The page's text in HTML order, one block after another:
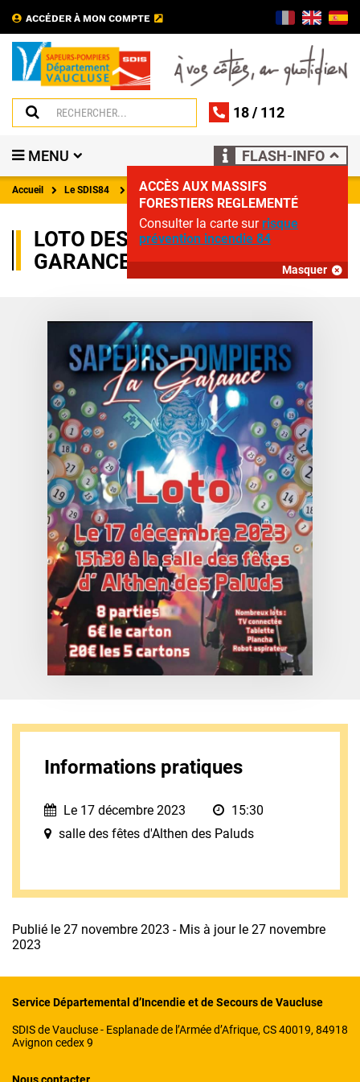
ACCÉDER À MON COMPTE
18/ 112
MENU FLASH-INFO
ACCÈS AUX MASSIFS
FORESTIERS REGLEMENTÉ
Consulter la carte surrisque
prévention incendie 84
Masquer
Accueil Le SDIS84 Évènements
LOTO DES POMPIERS DE LA
GARANCE
Informations pratiques
Le 17 décembre 2023
15:30
salle des fêtes d'Althen des Paluds
Publié le 27 novembre 2023 - Mis à jour le 27 novembre
2023
Service Départemental d’Incendie et de Secours de Vaucluse
SDIS de Vaucluse - Esplanade de l’Armée d’Afrique, CS 40019, 84918
Avignon cedex 9